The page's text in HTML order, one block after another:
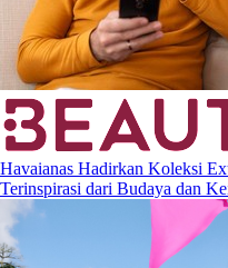
Havaianas Hadirkan Koleksi
Terinspirasi dari Budaya dan